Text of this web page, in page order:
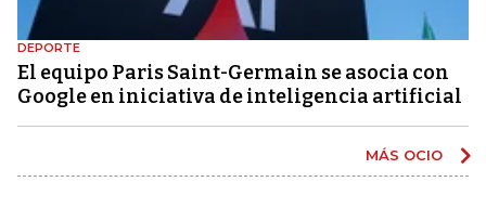
DEPORTE
El equipo Paris Saint-Germain se asocia con
Google en iniciativa de inteligencia artificial
MÁS OCIO